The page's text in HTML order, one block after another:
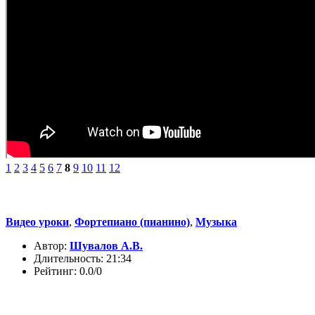
1 2 3 4 5 6 7 8 9 10 11 12
Видео уроки, Фортепиано (пианино), Музыка
Автор: Шувалов А.В.
Длительность: 21:34
Рейтинг: 0.0/0